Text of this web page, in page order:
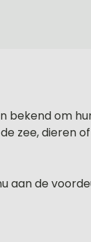
bekend om
zee, dieren
aan de